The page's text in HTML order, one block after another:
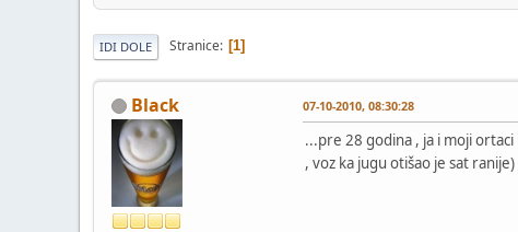
IDI DOLE Stranice 1
Black 07-10-2010, 08:30:28
...pre 28 godina , ja i moji
, voz ka jugu otišao je sat